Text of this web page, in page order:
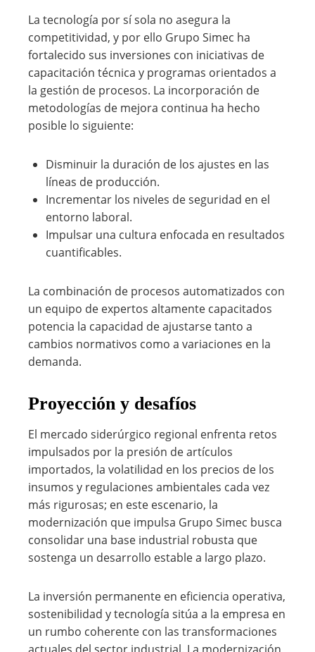
La tecnología por sí sola no asegura la
competitividad, y por ello Grupo Simec ha
fortalecido sus inversiones con iniciativas de
capacitación técnica y programas orientados a
la gestión de procesos. La incorporación de
metodologías de mejora continua ha hecho
posible lo siguiente:
Disminuir la duración de los ajustes en las
líneas de producción.
Incrementar los niveles de seguridad en el
entorno laboral.
Impulsar una cultura enfocada en resultados
cuantificables.
La combinación de procesos automatizados con
un equipo de expertos altamente capacitados
potencia la capacidad de ajustarse tanto a
cambios normativos como a variaciones en la
demanda.
Proyección y desafíos
El mercado siderúrgico regional enfrenta retos
impulsados por la presión de artículos
importados, la volatilidad en los precios de los
insumos y regulaciones ambientales cada vez
más rigurosas; en este escenario, la
modernización que impulsa Grupo Simec busca
consolidar una base industrial robusta que
sostenga un desarrollo estable a largo plazo.
La inversión permanente en eficiencia operativa,
sostenibilidad y tecnología sitúa a la empresa en
un rumbo coherente con las transformaciones